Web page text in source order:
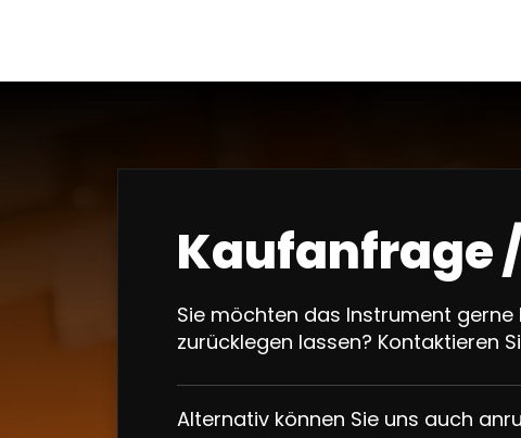
Kaufanfrage
Sie möchten das Instrument
zurücklegen lassen? Kontaktieren
Alternativ können Sie uns auch